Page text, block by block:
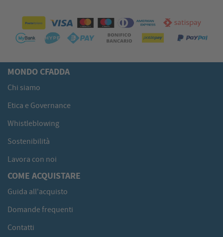
MONDO CFADDA
Chi siamo
Etica e Governance
Whistleblowing
Sostenibilità
Lavora con noi
COME ACQUISTARE
Guida all'acquisto
Domande frequenti
Contatti